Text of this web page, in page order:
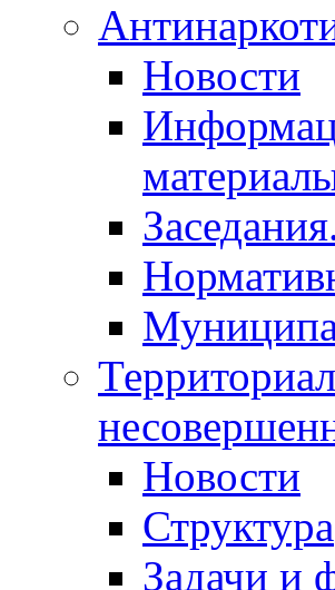
Новости
Новости
Структура
Задачи и